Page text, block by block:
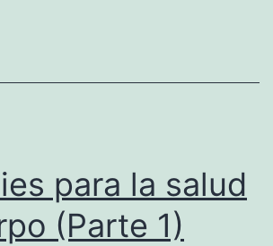
para la salud
(Parte 1)